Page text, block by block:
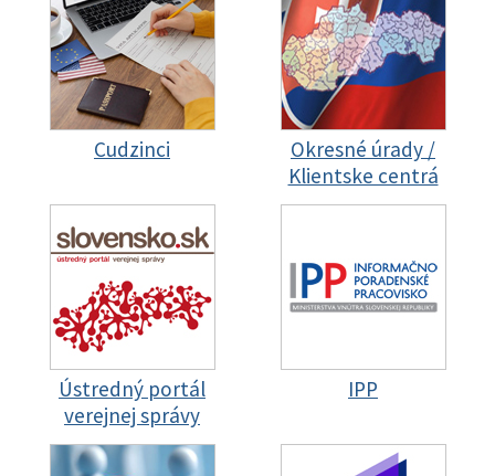
Cudzinci
Okresné úrady /
Klientske centrá
Ústredný portál
verejnej správy
IPP